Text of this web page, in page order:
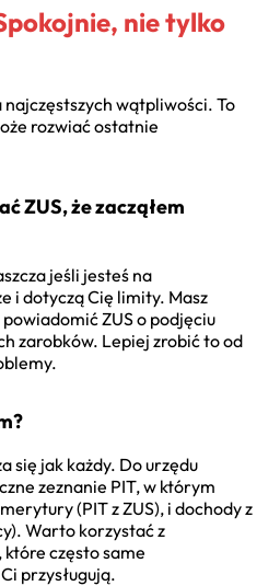
nie tylko
wątpliwości. To
rozwiać ostatnie
ZUS, że zacząłem
jeśli jesteś na
i dotyczą Cię limity. Masz
ZUS o podjęciu
zarobków. Lepiej zrobić to od
się jak każdy. Do urzędu
zeznanie PIT, w którym
(PIT z ZUS), i dochody z
Warto korzystać z
często same
przysługują.